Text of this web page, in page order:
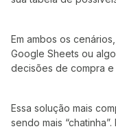
Em ambos os
Google Sheets ou
decisões de compra e
Essa solução mais
sendo mais